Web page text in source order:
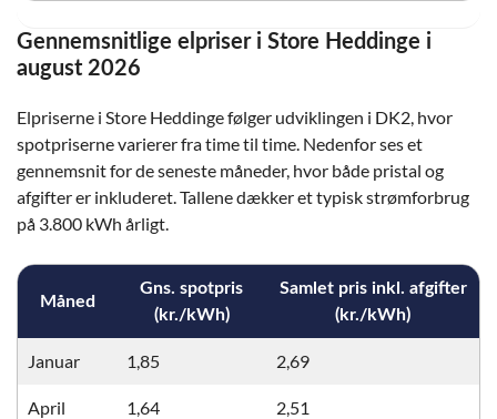
Gennemsnitlige elpriser i Store Heddinge i
august 2026
Elpriserne i Store Heddinge følger udviklingen i DK2, hvor
spotpriserne varierer fra time til time. Nedenfor ses et
gennemsnit for de seneste måneder, hvor både pristal og
afgifter er inkluderet. Tallene dækker et typisk strømforbrug
på 3.800 kWh årligt.
Måned
Gns. spotpris
(kr./kWh)
Samlet pris inkl. afgifter
(kr./kWh)
Januar 1,85 2,69
April 1,64 2,51